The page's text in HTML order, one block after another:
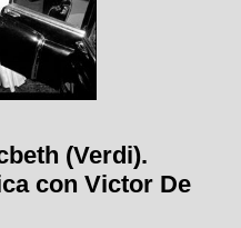
(Verdi).
con Victor De